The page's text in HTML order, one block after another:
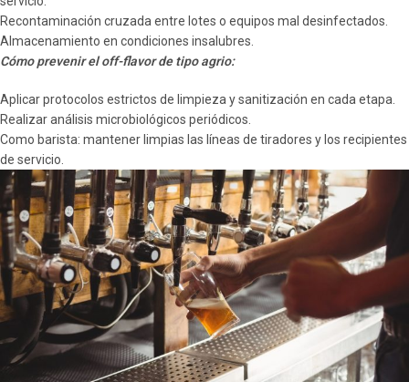
Recontaminación cruzada entre lotes o equipos mal desinfectados.
Almacenamiento en condiciones insalubres.
Cómo prevenir el off-flavor de tipo agrio:
Aplicar protocolos estrictos de limpieza y sanitización en cada etapa.
Realizar análisis microbiológicos periódicos.
Como barista: mantener limpias las líneas de tiradores y los recipientes
de servicio.